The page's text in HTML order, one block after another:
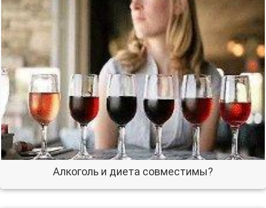
Алкоголь и диета совместимы?